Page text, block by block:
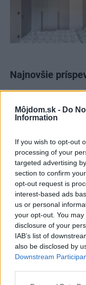
Môjdom.sk - Do
Information
If you wish to opt-out
processing of your
targeted advertising
section to confirm
opt-out request is
interest-based ads
us or personal
your opt-out. You
disclosure of your
IAB’s list of
also be disclosed by
Downstream
Najnovšie
Re: Takto sa
stačil jeden
Re: Takto sa
stačil jeden
Dizajn je to
Ale vždy, keď…
Re: Toto je
vyjsť draho.
clovek by cakal ze
sa zbavilo zarodkov